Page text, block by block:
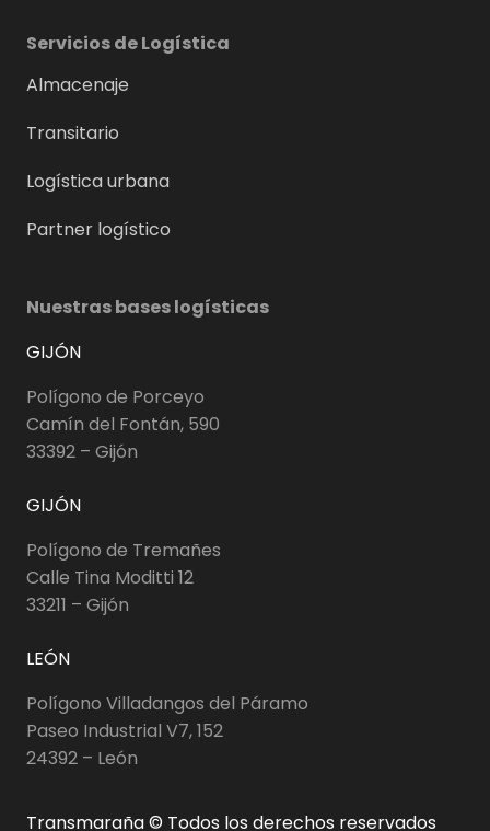
Servicios de Logística
Almacenaje
Transitario
Logística urbana
Partner logístico
Nuestras bases logísticas
GIJÓN
Polígono de Porceyo
Camín del Fontán, 590
33392 – Gijón
GIJÓN
Polígono de Tremañes
Calle Tina Moditti 12
33211 – Gijón
LEÓN
Polígono Villadangos del Páramo
Paseo Industrial V7, 152
24392 – León
Transmaraña © Todos los derechos reservados